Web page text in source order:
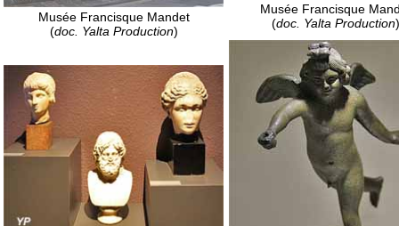
Musée Francisque Mandet
(doc. Yalta Production)
Musée Francisque
(doc. Yalta Production)